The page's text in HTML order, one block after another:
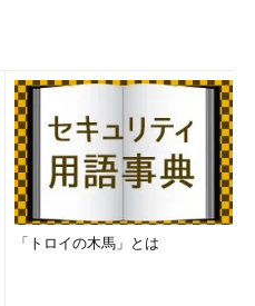
初出時、タイトルや本文に
が、正しくはSaaSではありません
編集部）。
「トロイの木馬」とは